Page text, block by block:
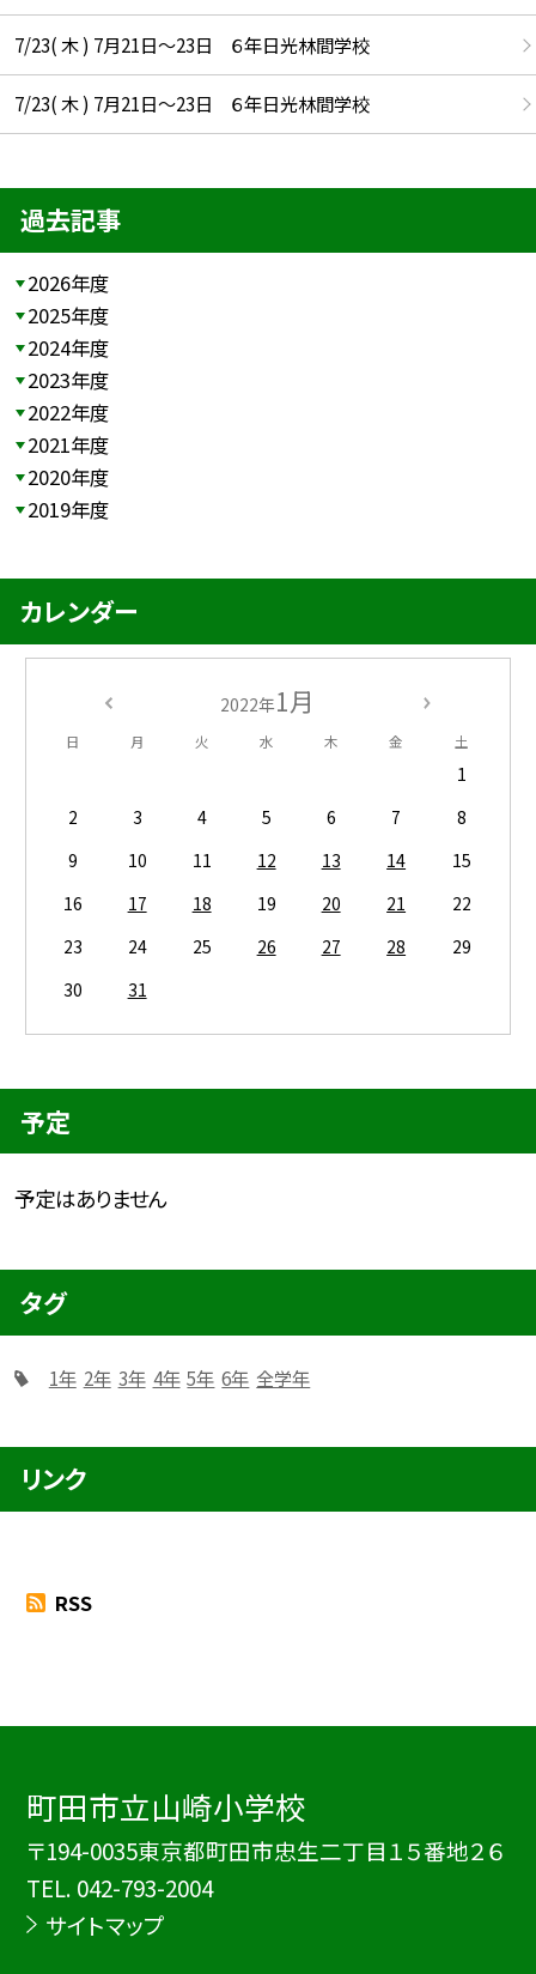
7/23( 木 ) 7月21日〜23日 ６年日光林間学校
7/23( 木 ) 7月21日〜23日 ６年日光林間学校
過去記事
2026年度
2025年度
2024年度
2023年度
2022年度
2021年度
2020年度
2019年度
カレンダー
2022年1月
日 月 火 水 木 金 土
1
2
3 4 5 6 7
8
9
10 11 12 13 14
15
16
17 18 19 20 21
22
23
24 25 26 27 28
29
30
31
予定
予定はありません
タグ
1年 2年 3年 4年 5年 6年 全学年
リンク
RSS
町田市立山崎小学校
〒194-0035東京都町田市忠生二丁目１５番地２６
TEL. 042-793-2004
サイトマップ